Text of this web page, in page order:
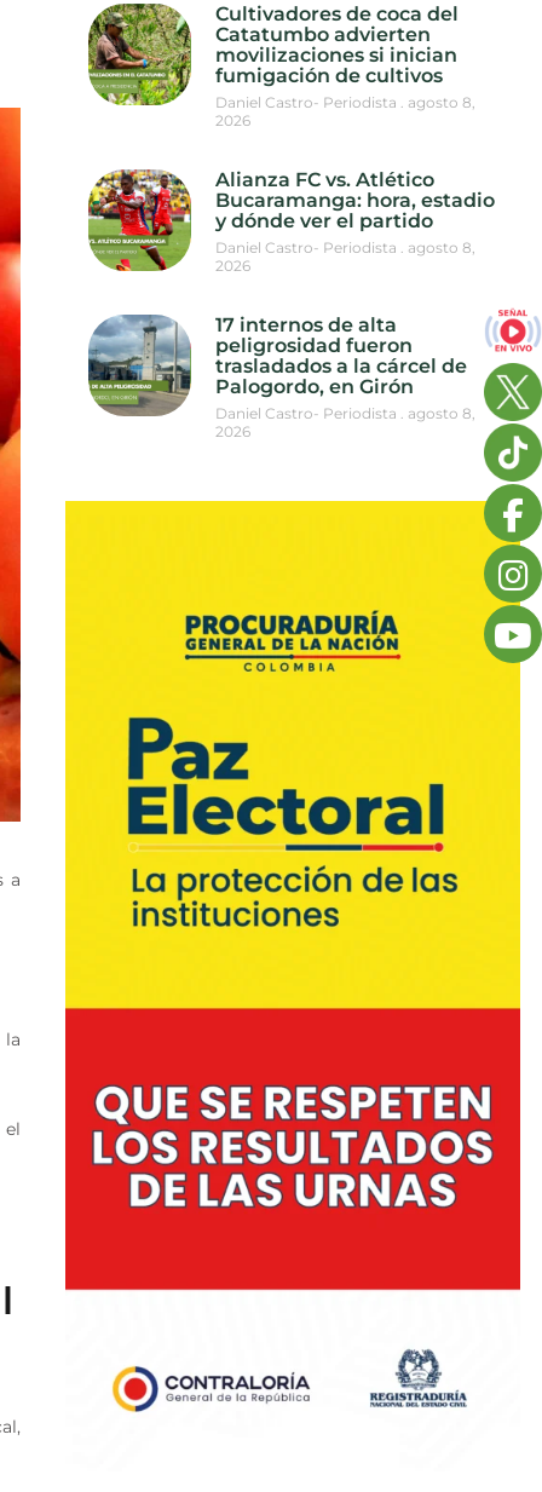
a
el
Cultivadores de coca del
Catatumbo advierten
movilizaciones si inician
fumigación de cultivos
Daniel Castro- Periodista
agosto 8,
2026
Alianza FC vs. Atlético
Bucaramanga: hora, estadio
y dónde ver el partido
Daniel Castro- Periodista
agosto 8,
2026
17 internos de alta
peligrosidad fueron
trasladados a la cárcel de
Palogordo, en Girón
Daniel Castro- Periodista
agosto 8,
2026